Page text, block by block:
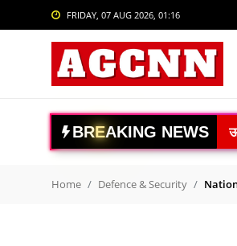
FRIDAY, 07 AUG 2026, 01:16
Login
National
International
BREAKING NEWS
Home Defence & Security